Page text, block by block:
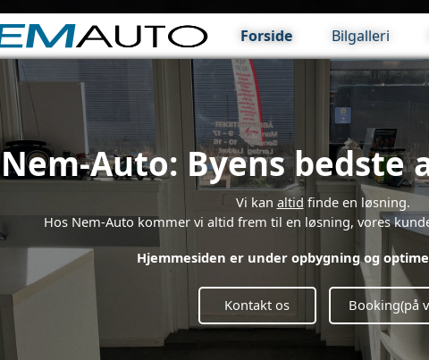
Forside Bilgalleri
Booking(på vej)
Nem-Auto: Byens
Vi kan altidfinde en løsning.
Hos Nem-Auto kommer vi altid frem til en løsning, vores
Hjemmesiden er under opbygning og
Kontakt os Booking(på